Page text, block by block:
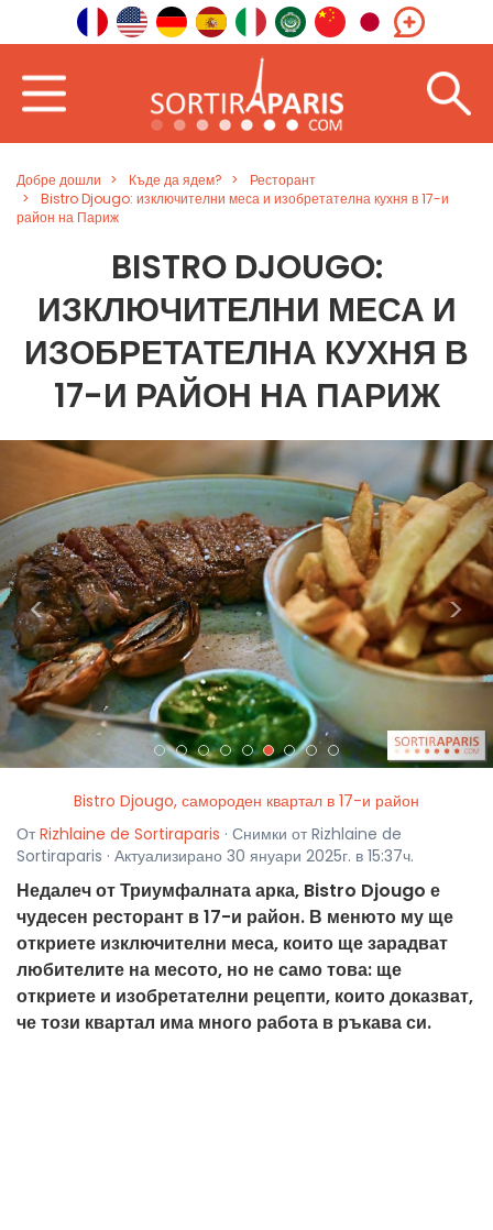
Добре дошли Къде да ядем?
Ресторант
Bistro Djougo: изключителни меса и изобретателна кухня в 17-и
район на Париж
BISTRO DJOUGO:
ИЗКЛЮЧИТЕЛНИ МЕСА И
ИЗОБРЕТАТЕЛНА КУХНЯ В
17-И РАЙОН НА ПАРИЖ
< >
Bistro Djougo, самороден квартал в 17-и район
От Rizhlaine de Sortiraparis · Снимки от Rizhlaine de
Sortiraparis · Актуализирано 30 януари 2025г. в 15:37ч.
Недалеч от Триумфалната арка, Bistro Djougo е
чудесен ресторант в 17-и район. В менюто му ще
откриете изключителни меса, които ще зарадват
любителите на месото, но не само това: ще
откриете и изобретателни рецепти, които доказват,
че този квартал има много работа в ръкава си.